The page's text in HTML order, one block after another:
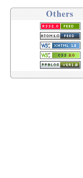
Others